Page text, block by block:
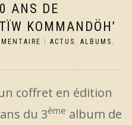
ANS DE
KOMMANDÖH’
ACTUS , ALBUMS ,
coffret en édition
du 3ème album de